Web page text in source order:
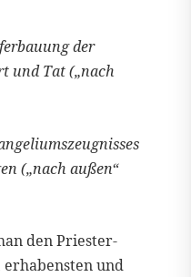
der
und Tat („nach
(„nach außen“
den Priester-
erhabensten und